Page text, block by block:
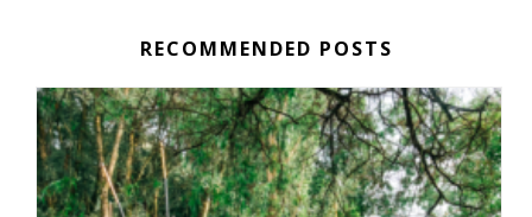
RECOMMENDED POSTS